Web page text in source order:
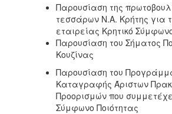
Παρουσίαση της
τεσσάρων Ν.Α. Κρήτης για
εταιρείας Κρητικό
Παρουσίαση του Σήματος
Κουζίνας
Παρουσίαση του
Καταγραφής Άριστων
Προορισμών που
Σύμφωνο Ποιότητας